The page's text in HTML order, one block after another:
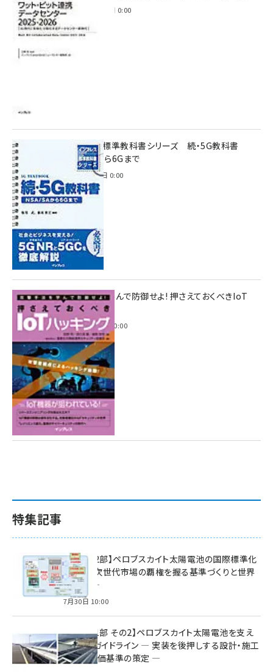
2025年11月28日 0:00
インプレス標準教科書シリーズ 続・5G教科書
NSA/SAから6Gまで
2023年4月3日 0:00
攻撃手法を学んで防御せよ! 押さえておくべきIoT
ハッキング
2022年6月14日 0:00
特集記事
特集【第2部】ペロブスカイト太陽電池の国際標準化
戦略 ― 次世代市場の覇権を握る基準づくりと世界
の動向 ―
7月30日 10:00
特集【第1部 その2】ペロブスカイト太陽電池を支え
る2つのガイドライン ― 実装を後押しする設計・施工
方針と評価基準の策定 ―